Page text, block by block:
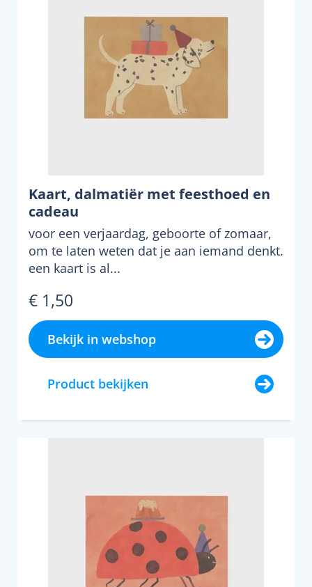
Kaart, dalmatiër met feesthoed en
cadeau
voor een verjaardag, geboorte of zomaar,
om te laten weten dat je aan iemand denkt.
een kaart is al...
€ 1,50
Bekijk in webshop
Product bekijken